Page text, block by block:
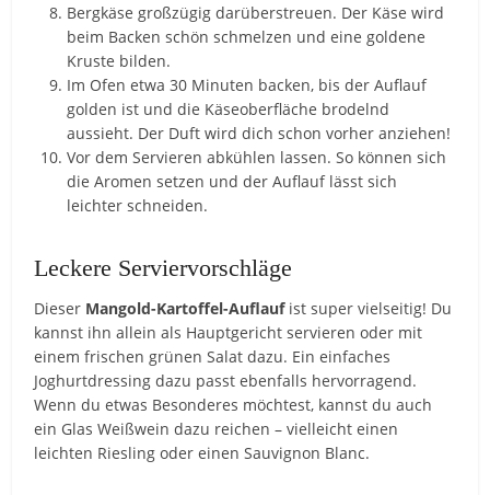
Bergkäse großzügig darüberstreuen. Der Käse wird
beim Backen schön schmelzen und eine goldene
Kruste bilden.
Im Ofen etwa 30 Minuten backen, bis der Auflauf
golden ist und die Käseoberfläche brodelnd
aussieht. Der Duft wird dich schon vorher anziehen!
Vor dem Servieren abkühlen lassen. So können sich
die Aromen setzen und der Auflauf lässt sich
leichter schneiden.
Leckere Serviervorschläge
Dieser Mangold-Kartoffel-Auflaufist super vielseitig! Du
kannst ihn allein als Hauptgericht servieren oder mit
einem frischen grünen Salat dazu. Ein einfaches
Joghurtdressing dazu passt ebenfalls hervorragend.
Wenn du etwas Besonderes möchtest, kannst du auch
ein Glas Weißwein dazu reichen – vielleicht einen
leichten Riesling oder einen Sauvignon Blanc.